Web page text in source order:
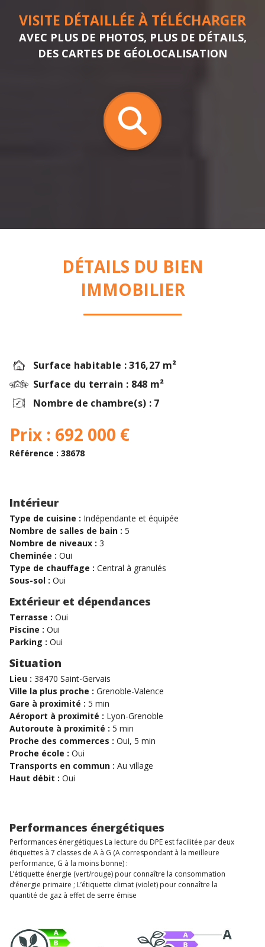
VISITE DÉTAILLÉE À TÉLÉCHARGER
AVEC PLUS DE PHOTOS, PLUS DE DÉTAILS,
DES CARTES DE GÉOLOCALISATION
DÉTAILS DU BIEN
IMMOBILIER
Surface habitable : 316,27 m²
Surface du terrain : 848 m²
Nombre de chambre(s) : 7
Prix : 692 000 €
Référence : 38678
Intérieur
Type de cuisine : Indépendante et équipée
Nombre de salles de bain : 5
Nombre de niveaux : 3
Cheminée : Oui
Type de chauffage : Central à granulés
Sous-sol : Oui
Extérieur et dépendances
Terrasse : Oui
Piscine : Oui
Parking : Oui
Situation
Lieu : 38470 Saint-Gervais
Ville la plus proche : Grenoble-Valence
Gare à proximité : 5 min
Aéroport à proximité : Lyon-Grenoble
Autoroute à proximité : 5 min
Proche des commerces : Oui, 5 min
Proche école : Oui
Transports en commun : Au village
Haut débit : Oui
Performances énergétiques
Performances énergétiques La lecture du DPE est facilitée par deux
étiquettes à 7 classes de A à G (A correspondant à la meilleure
performance, G à la moins bonne) :
L’étiquette énergie (vert/rouge) pour connaître la consommation
d’énergie primaire ; L’étiquette climat (violet) pour connaître la
quantité de gaz à effet de serre émise